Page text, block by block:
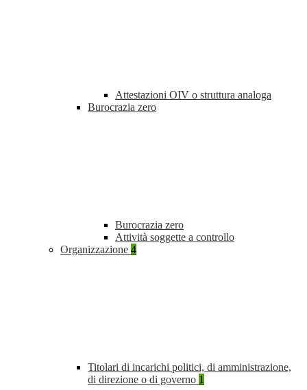
Attestazioni OIV o struttura analoga
Burocrazia zero
Burocrazia zero
Attività soggette a controllo
Organizzazione 4
Titolari di incarichi politici, di amministrazione,
di direzione o di governo 1